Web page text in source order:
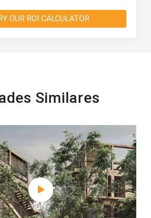
OUR ROI CALCULATOR
Similares